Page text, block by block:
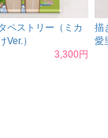
ペストリー（ミカ
Ver.）
3,300円
描
愛